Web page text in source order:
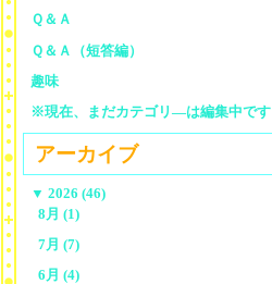
Ｑ＆Ａ
Ｑ＆Ａ（短答編）
趣味
※現在、まだカテゴリ—は編集中です
アーカイブ
▼ 2026 (46)
8月 (1)
7月 (7)
6月 (4)